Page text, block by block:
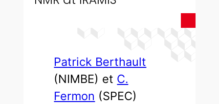
Patrick Berthault
(NIMBE) et C.
Fermon (SPEC)